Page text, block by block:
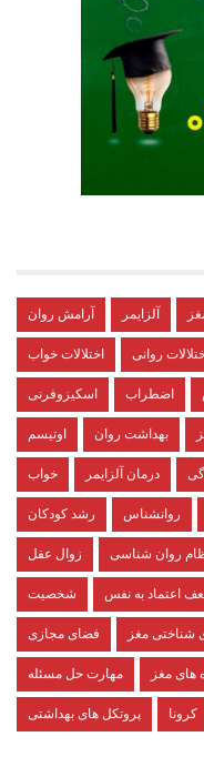
آرامش روان آلزایمر
اختلالات خواب روانی
اسکیزوفرنی اضطراب
اوتیسم بهداشت روان
خواب درمان آلزایمر
رشد کودکان روانشناس
زوال عقل روان شناسی
شخصیت اعتماد به نفس
فضای مجازی شناختی مغز
مهارت حل مسئله های مغز
پروتکل های بهداشتی کرونا